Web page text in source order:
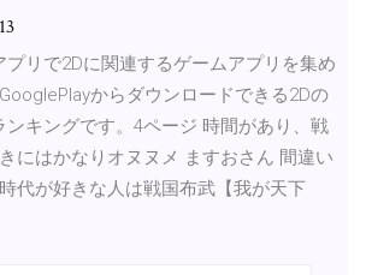
プリで2Dに関連するゲームアプリを集め
からダウンロードできる2Dの
ンキングです。4ページ 時間があり、戦
にはかなりオヌヌメ ますおさん 間違い
代が好きな人は戦国布武【我が天下